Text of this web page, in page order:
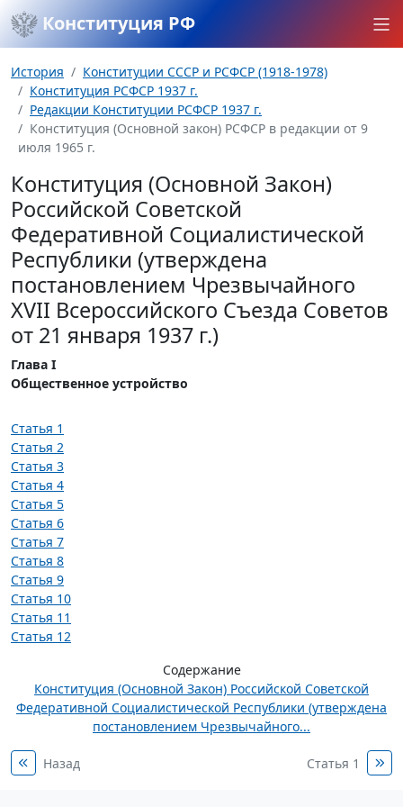
Конституция РФ
История
Конституции СССР и РСФСР (1918-1978)
Конституция РСФСР 1937 г.
Редакции Конституции РСФСР 1937 г.
Конституция (Основной закон) РСФСР в редакции от 9
июля 1965 г.
Конституция (Основной Закон)
Российской Советской
Федеративной Социалистической
Республики (утверждена
постановлением Чрезвычайного
XVII Всероссийского Съезда Советов
от 21 января 1937 г.)
Глава I
Общественное устройство
Статья 1
Статья 2
Статья 3
Статья 4
Статья 5
Статья 6
Статья 7
Статья 8
Статья 9
Статья 10
Статья 11
Статья 12
Содержание
Конституция (Основной Закон) Российской Советской
Федеративной Социалистической Республики (утверждена
постановлением Чрезвычайного...
Назад Статья 1